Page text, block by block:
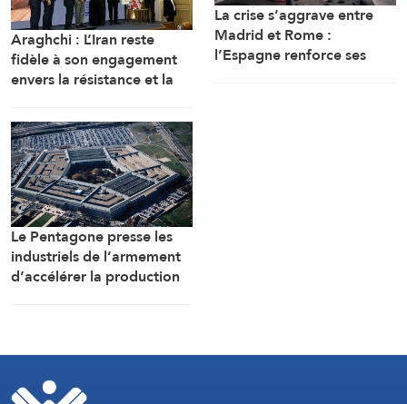
Araghchi : L’Iran reste
fidèle à son engagement
envers la résistance et la
malgré toutes les pressions
La crise s’aggrave entre
Madrid et Rome :
l’Espagne renforce ses
Le Pentagone presse les
industriels de l’armement
d’accélérer la production